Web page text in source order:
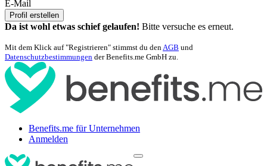
E-Mail
Profil erstellen
Da ist wohl etwas schief gelaufen! Bitte versuche es erneut.
Mit dem Klick auf "Registrieren" stimmst du denAGB und
Datenschutzbestimmungen der Benefits.me GmbH zu.
Benefits.me für Unternehmen
Anmelden